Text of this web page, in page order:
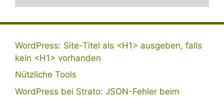
WordPress: Site-Titel als <H1> ausgeben, falls
kein <H1> vorhanden
Nützliche Tools
WordPress bei Strato: JSON-Fehler beim